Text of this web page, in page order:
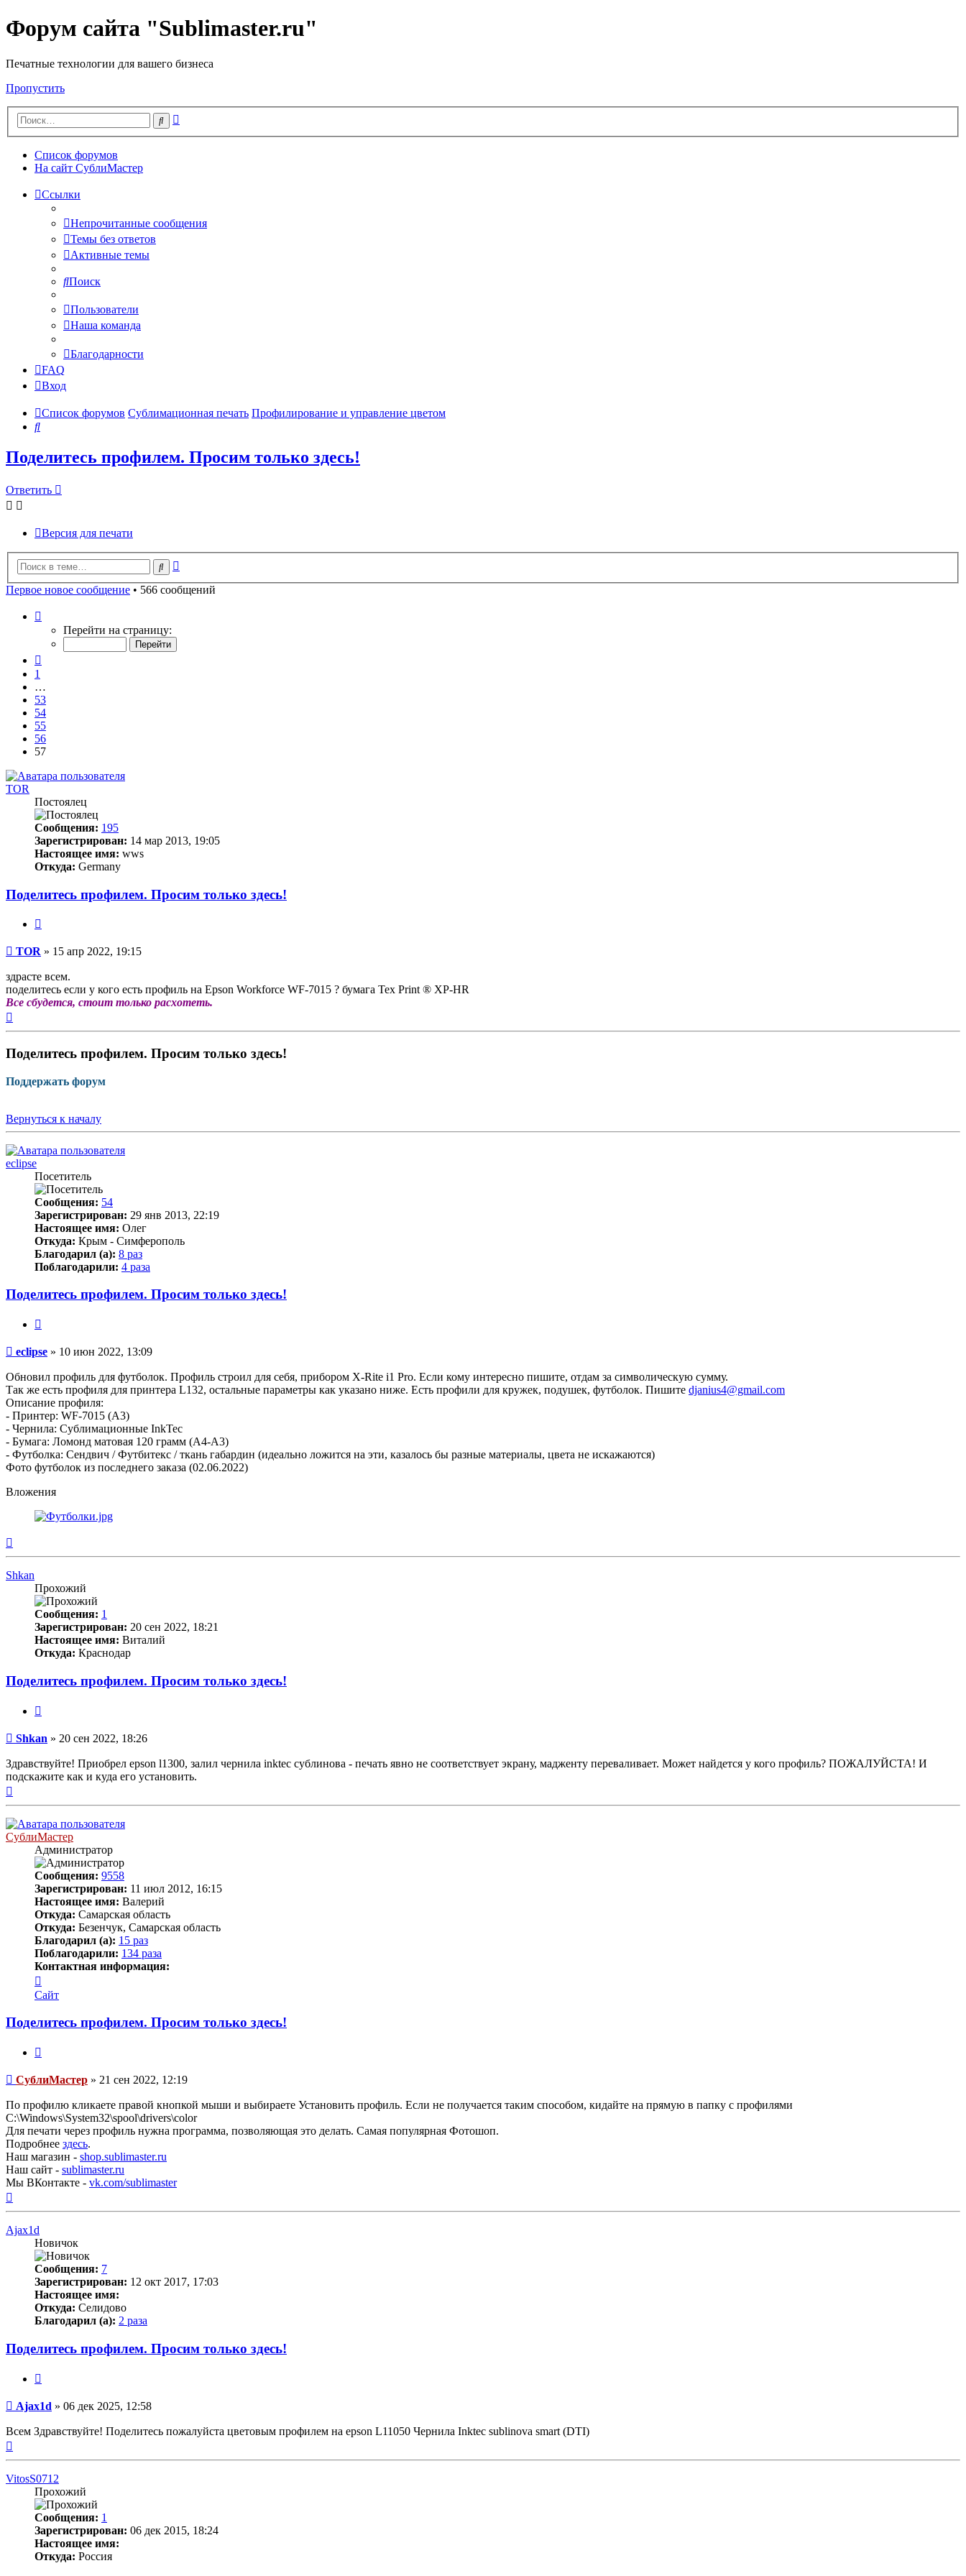
Форум сайта "Sublimaster.ru"
Печатные технологии для вашего бизнеса
Пропустить
Поиск
Список форумов
На сайт СублиМастер
Ссылки
Непрочитанные сообщения
Темы без ответов
Активные темы
Поиск
Пользователи
Наша команда
Благодарности
FAQ
Вход
Список форумов Сублимационная печать Профилирование и управление цветом
Поиск
Поделитесь профилем. Просим только здесь!
Ответить
Версия для печати
Поиск
Первое новое сообщение • 566 сообщений
57
Перейти на страницу:
1
…
53
54
55
56
57
TOR
Постоялец
Сообщения: 195
Зарегистрирован: 14 мар 2013, 19:05
Настоящее имя: wws
Откуда: Germany
Поделитесь профилем. Просим только здесь!
Непрочитанное
TOR » 15 апр 2022, 19:15
здрасте всем.
поделитесь если у кого есть профиль на Epson Workforce WF-7015 ? бумага Tex Print ® XP-HR
Все сбудется, стоит только расхотеть.
Поделитесь профилем. Просим только здесь!
Поддержать форум
Вернуться к началу
eclipse
Посетитель
Сообщения: 54
Зарегистрирован: 29 янв 2013, 22:19
Настоящее имя: Олег
Откуда: Крым - Симферополь
Благодарил (а): 8 раз
Поблагодарили: 4 раза
Поделитесь профилем. Просим только здесь!
Непрочитанное
сообщение
eclipse » 10 июн 2022, 13:09
Обновил профиль для футболок. Профиль строил для себя, прибором X-Rite i1 Pro. Если кому интересно пишите, отдам за символическую сумму.
Так же есть профиля для принтера L132, остальные параметры как указано ниже. Есть профили для кружек, подушек, футболок. Пишите djanius4@gmail.com
Описание профиля:
- Принтер: WF-7015 (A3)
- Чернила: Сублимационные InkTec
- Бумага: Ломонд матовая 120 грамм (А4-А3)
- Футболка: Сендвич / Футбитекс / ткань габардин (идеально ложится на эти, казалось бы разные материалы, цвета не искажаются)
Фото футболок из последнего заказа (02.06.2022)
Вложения
Shkan
Прохожий
Сообщения: 1
Зарегистрирован: 20 сен 2022, 18:21
Настоящее имя: Виталий
Откуда: Краснодар
Поделитесь профилем. Просим только здесь!
Непрочитанное
Shkan » 20 сен 2022, 18:26
Здравствуйте! Приобрел epson l1300, залил чернила inktec сублинова - печать явно не соответствует экрану, мадженту переваливает. Может найдется у кого профиль? ПОЖАЛУЙСТА! И
подскажите как и куда его установить.
СублиМастер
Администратор
Сообщения: 9558
Зарегистрирован: 11 июл 2012, 16:15
Настоящее имя: Валерий
Откуда: Самарская область
Откуда: Безенчук, Самарская область
Благодарил (а): 15 раз
Поблагодарили: 134 раза
Контактная информация:
информация
пользователя
СублиМастер
Сайт
Поделитесь профилем. Просим только здесь!
Непрочитанное
сообщение
СублиМастер » 21 сен 2022, 12:19
По профилю кликаете правой кнопкой мыши и выбираете Установить профиль. Если не получается таким способом, кидайте на прямую в папку с профилями
C:\Windows\System32\spool\drivers\color
Для печати через профиль нужна программа, позволяющая это делать. Самая популярная Фотошоп.
Подробнее здесь.
Наш магазин - shop.sublimaster.ru
Наш сайт - sublimaster.ru
Мы ВКонтакте - vk.com/sublimaster
Ajax1d
Новичок
Сообщения: 7
Зарегистрирован: 12 окт 2017, 17:03
Настоящее имя:
Откуда: Селидово
Благодарил (а): 2 раза
Поделитесь профилем. Просим только здесь!
Непрочитанное
сообщение
Ajax1d » 06 дек 2025, 12:58
Всем Здравствуйте! Поделитесь пожалуйста цветовым профилем на epson L11050 Чернила Inktec sublinova smart (DTI)
VitosS0712
Прохожий
Сообщения: 1
Зарегистрирован: 06 дек 2015, 18:24
Настоящее имя:
Откуда: Россия